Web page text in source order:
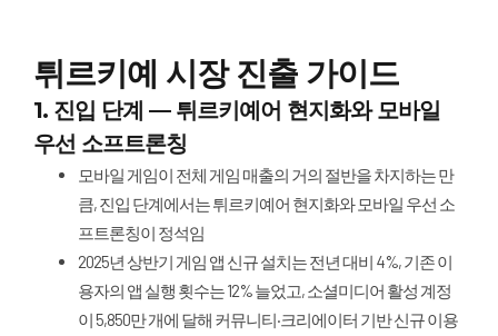
튀르키예 시장 진출 가이드
1. 진입 단계 — 튀르키예어 현지화와 모바일
우선 소프트론칭
모바일 게임이 전체 게임 매출의 거의 절반을 차지하는 만
큼, 진입 단계에서는 튀르키예어 현지화와 모바일 우선 소
프트론칭이 정석임
2025년 상반기 게임 앱 신규 설치는 전년 대비 4%, 기존 이
용자의 앱 실행 횟수는 12% 늘었고, 소셜미디어 활성 계정
이 5,850만 개에 달해 커뮤니티·크리에이터 기반 신규 이용